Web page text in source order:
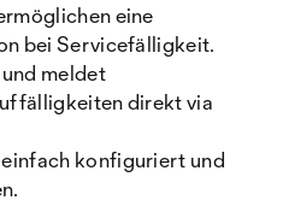
eine
bei Servicefälligkeit.
meldet
direkt via
konfiguriert und